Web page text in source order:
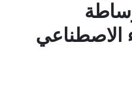
الاصطناعي